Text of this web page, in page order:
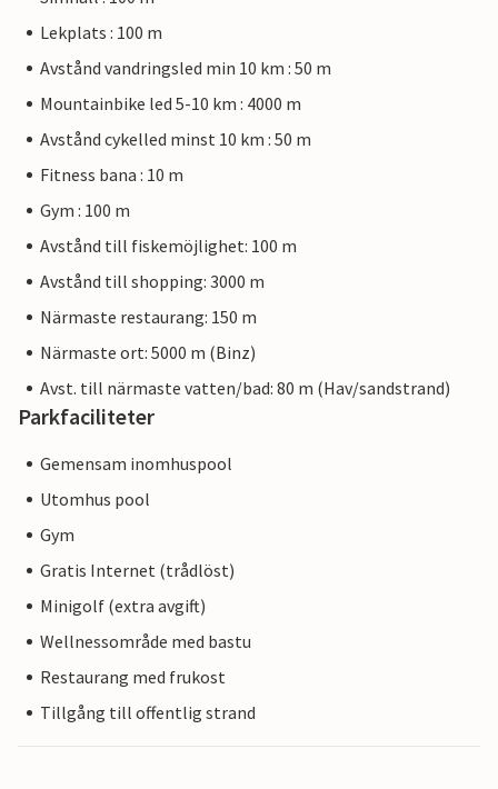
Lekplats : 100 m
Avstånd vandringsled min 10 km : 50 m
Mountainbike led 5-10 km : 4000 m
Avstånd cykelled minst 10 km : 50 m
Fitness bana : 10 m
Gym : 100 m
Avstånd till fiskemöjlighet: 100 m
Avstånd till shopping: 3000 m
Närmaste restaurang: 150 m
Närmaste ort: 5000 m (Binz)
Avst. till närmaste vatten/bad: 80 m (Hav/sandstrand)
Parkfaciliteter
Gemensam inomhuspool
Utomhus pool
Gym
Gratis Internet (trådlöst)
Minigolf (extra avgift)
Wellnessområde med bastu
Restaurang med frukost
Tillgång till offentlig strand